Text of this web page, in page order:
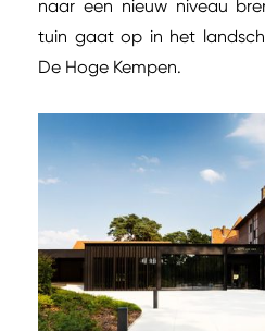
naar een nieuw niveau
tuin gaat op in het
De Hoge Kempen.